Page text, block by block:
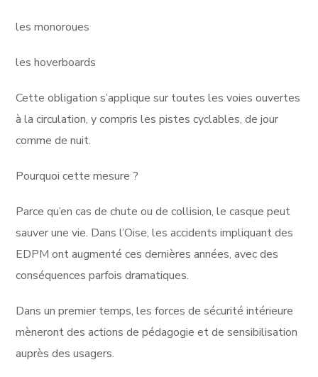
les monoroues
les hoverboards
Cette obligation s’applique sur toutes les voies ouvertes
à la circulation, y compris les pistes cyclables, de jour
comme de nuit.
Pourquoi cette mesure ?
Parce qu’en cas de chute ou de collision, le casque peut
sauver une vie. Dans l’Oise, les accidents impliquant des
EDPM ont augmenté ces dernières années, avec des
conséquences parfois dramatiques.
Dans un premier temps, les forces de sécurité intérieure
mèneront des actions de pédagogie et de sensibilisation
auprès des usagers.